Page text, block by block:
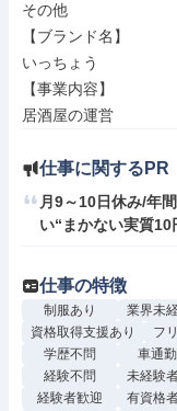
その他
【ブランド名】
いっちょう
【事業内容】
居酒屋の運営
仕事に関するPR
月9～10日休み/年
い“まかない実質10
仕事の特徴
制服あり 業界未
資格取得支援あり
フ
学歴不問
車通
経験不問
未経験
経験者歓迎
有資格